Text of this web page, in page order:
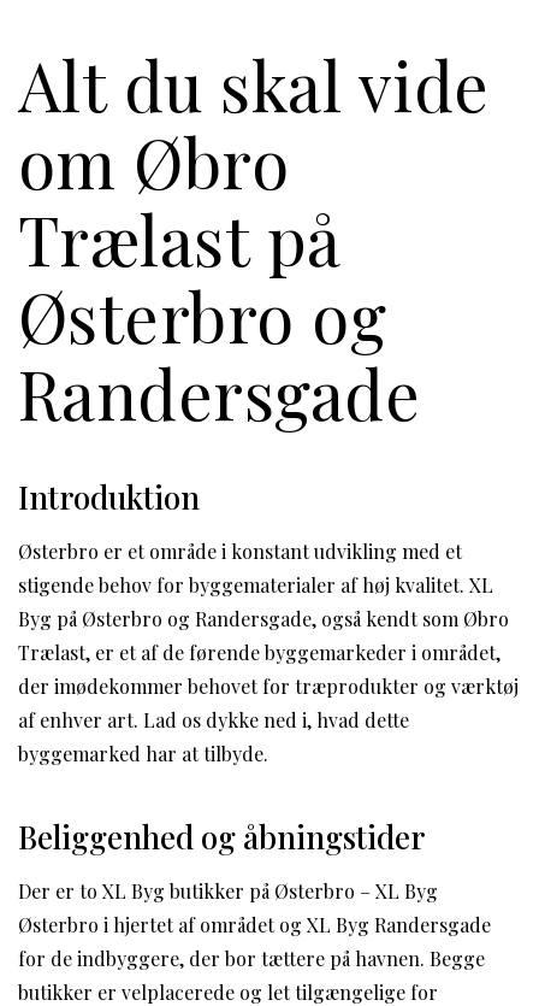
Alt du skal vide
om Øbro
Trælast på
Østerbro og
Randersgade
Introduktion
Østerbro er et område i konstant udvikling med et
stigende behov for byggematerialer af høj kvalitet. XL
Byg på Østerbro og Randersgade, også kendt som Øbro
Trælast, er et af de førende byggemarkeder i området,
der imødekommer behovet for træprodukter og værktøj
af enhver art. Lad os dykke ned i, hvad dette
byggemarked har at tilbyde.
Beliggenhed og åbningstider
Der er to XL Byg butikker på Østerbro – XL Byg
Østerbro i hjertet af området og XL Byg Randersgade
for de indbyggere, der bor tættere på havnen. Begge
butikker er velplacerede og let tilgængelige for